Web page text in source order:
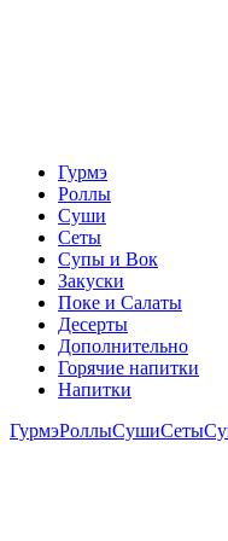
Гурмэ
Роллы
Суши
Сеты
Супы и Вок
Закуски
Поке и Салаты
Десерты
Дополнительно
Горячие напитки
Напитки
ГурмэРоллыСушиСеты